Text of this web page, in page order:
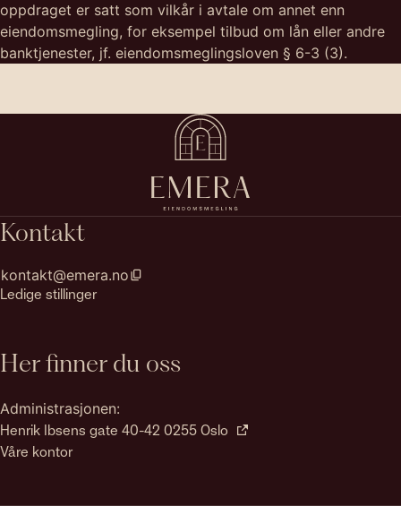
oppdraget er satt som vilkår i avtale om annet enn
eiendomsmegling, for eksempel tilbud om lån eller andre
banktjenester, jf. eiendomsmeglingsloven § 6-3 (3).
Kontakt
kontakt@emera.no
Ledige stillinger
Her finner du oss
Administrasjonen:
Henrik Ibsens gate 40-42 0255 Oslo
Våre kontor